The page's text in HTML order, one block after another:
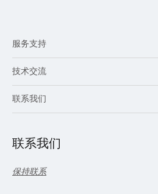
服务支持
技术交流
联系我们
联系我们
保持联系